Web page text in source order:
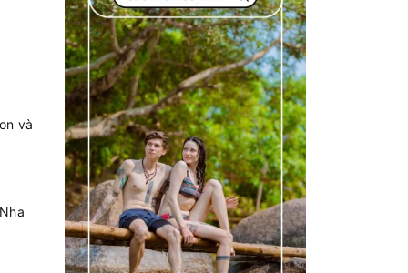
và